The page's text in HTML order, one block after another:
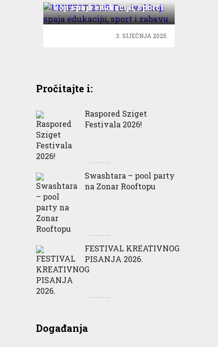
koji spaja edukaciju, sport i
zabavu
3. SIJEČNJA 2025.
Pročitajte i:
Raspored Sziget
Festivala 2026!
Swashtara – pool party
na Zonar Rooftopu
FESTIVAL KREATIVNOG
PISANJA 2026.
Događanja